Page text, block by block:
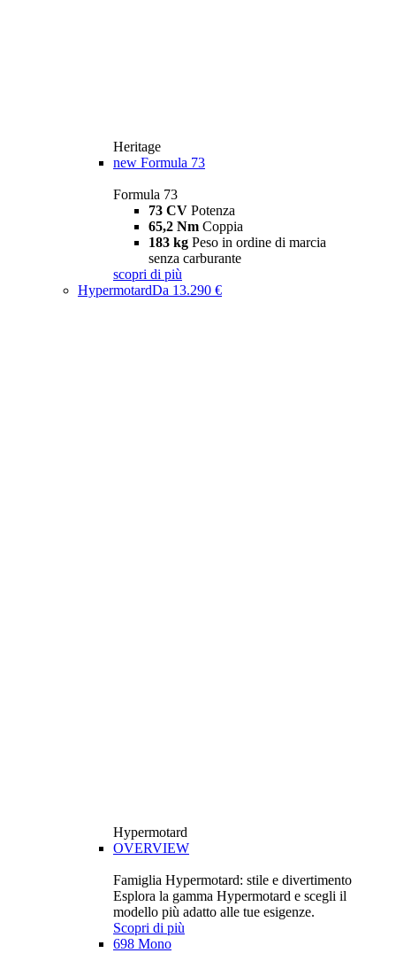
Heritage
new Formula 73
Formula 73
73 CV Potenza
65,2 Nm Coppia
183 kg Peso in ordine di marcia
senza carburante
scopri di più
HypermotardDa 13.290 €
Hypermotard
OVERVIEW
Famiglia Hypermotard: stile e divertimento
Esplora la gamma Hypermotard e scegli il
modello più adatto alle tue esigenze.
Scopri di più
698 Mono